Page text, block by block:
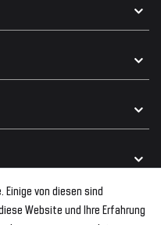
von diesen sind
Website und Ihre Erfahrung